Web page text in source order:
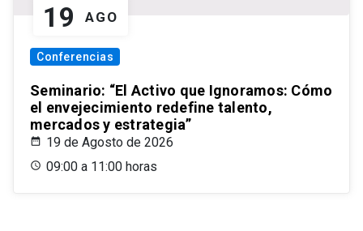
19 AGO
Conferencias
Seminario: “El Activo que Ignoramos: Cómo
el envejecimiento redefine talento,
mercados y estrategia”
19 de Agosto de 2026
09:00 a 11:00 horas